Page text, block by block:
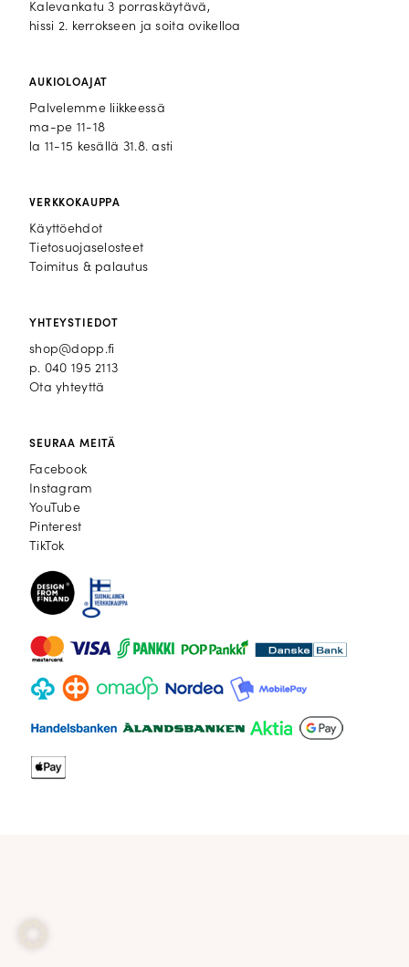
Kalevankatu 3 porraskäytävä,
hissi 2. kerrokseen ja soita ovikelloa
AUKIOLOAJAT
Palvelemme liikkeessä
ma-pe 11-18
la 11-15 kesällä 31.8. asti
VERKKOKAUPPA
Käyttöehdot
Tietosuojaselosteet
Toimitus & palautus
YHTEYSTIEDOT
shop@dopp.fi
p. 040 195 2113
Ota yhteyttä
SEURAA MEITÄ
Facebook
Facebook
Instagram
Instagram
YouTube
YouTube
Pinterest
Pinterest
TikTok
TikTok